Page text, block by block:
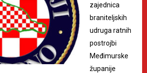
zajednica
braniteljskih
udruga ratnih
postrojbi
Međimurske
županije